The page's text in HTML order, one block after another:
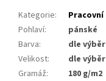
Kategorie:
Pohlaví:
pánské
Barva:
dle
Velikost:
dle
Gramáž:
180 g/m2